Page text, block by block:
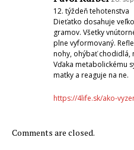
12. týždeň tehotenstva
Dieťatko dosahuje
gramov. Všetky
plne vyformovaný.
nohy, ohýbať chodidlá,
Vďaka metabolickému
matky a reaguje na ne.
https://4life.sk/ako-
Comments are closed.